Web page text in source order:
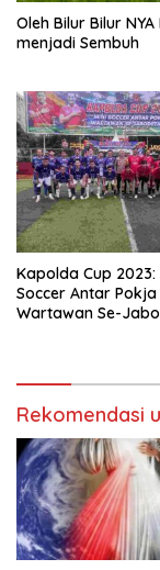
Oleh Bilur Bilur NYA
menjadi Sembuh
Kapolda Cup 2023:
Soccer Antar Pokja
Wartawan Se-
Rekomendasi